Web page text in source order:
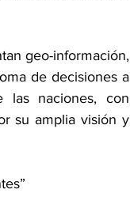
geo-información,
de decisiones a
las naciones, con
su amplia visión y